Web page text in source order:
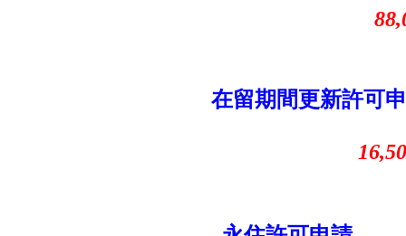
88,000
在留期間更新許可